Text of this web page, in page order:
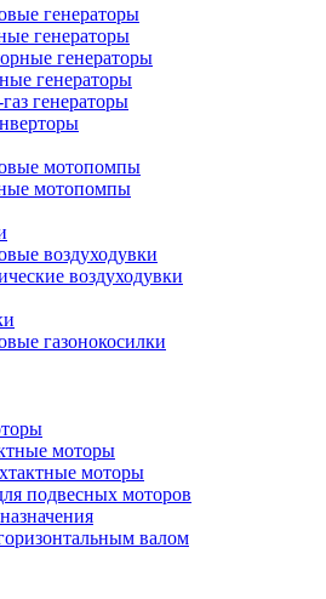
генераторы
генераторы
генераторы
генераторы
генераторы
мотопомпы
мотопомпы
воздуходувки
воздуходувки
газонокосилки
моторы
моторы
подвесных моторов
валом